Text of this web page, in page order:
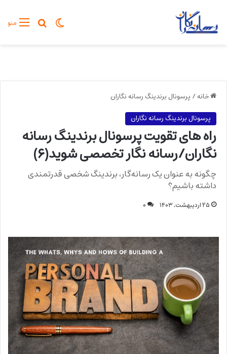
منوجستجو
تغییر پوسته
خانه/ پرسونال برندینگ رسانه نگاران
پرسونال برندینگ رسانه نگاران
راه های تقویت پرسونال برندینگ رسانه
نگاران/رسانه نگار تخصصی شوید(۶)
چگونه به عنوان یک رسانه‌گار، برندینگ شخصی قدرتمندی
داشته باشیم؟
۲۵ اردیبهشت, ۱۴۰۳ ۰